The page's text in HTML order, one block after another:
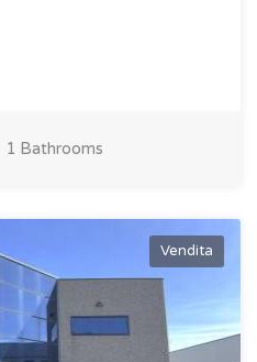
1 Bathrooms
Vendita